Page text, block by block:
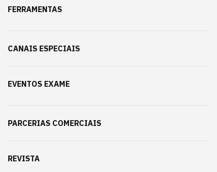
FERRAMENTAS
CANAIS ESPECIAIS
EVENTOS EXAME
PARCERIAS COMERCIAIS
REVISTA